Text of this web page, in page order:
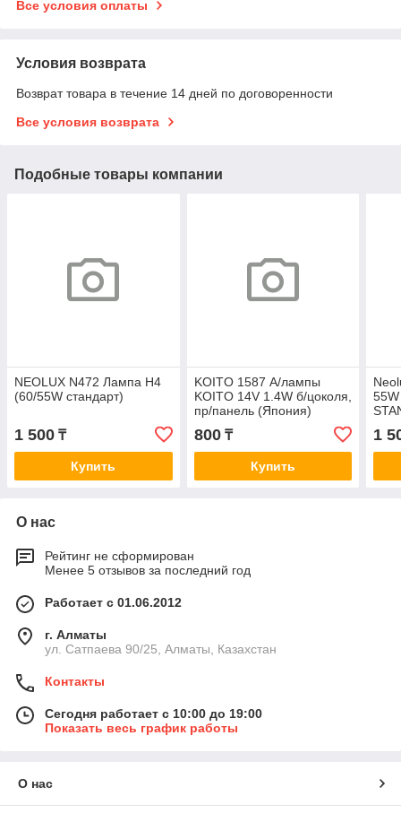
Все условия оплаты
Условия возврата
Возврат товара в течение 14 дней по договоренности
Все условия возврата
Подобные товары компании
NEOLUX N472 Лампа H4
(60/55W стандарт)
1 500 ₸
Купить
KOITO 1587 А/лампы
KOITO 14V 1.4W б/цоколя,
пр/панель (Япония)
800₸
Купить
1
О нас
Рейтинг не сформирован
Менее 5 отзывов за последний год
Работает с 01.06.2012
г. Алматы
ул. Сатпаева 90/25, Алматы, Казахстан
Контакты
Сегодня работает с 10:00 до 19:00
Показать весь график работы
О нас